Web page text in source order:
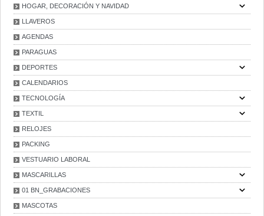
HOGAR, DECORACIÓN Y NAVIDAD
LLAVEROS
AGENDAS
PARAGUAS
DEPORTES
CALENDARIOS
TECNOLOGÍA
TEXTIL
RELOJES
PACKING
VESTUARIO LABORAL
MASCARILLAS
01 BN_GRABACIONES
MASCOTAS